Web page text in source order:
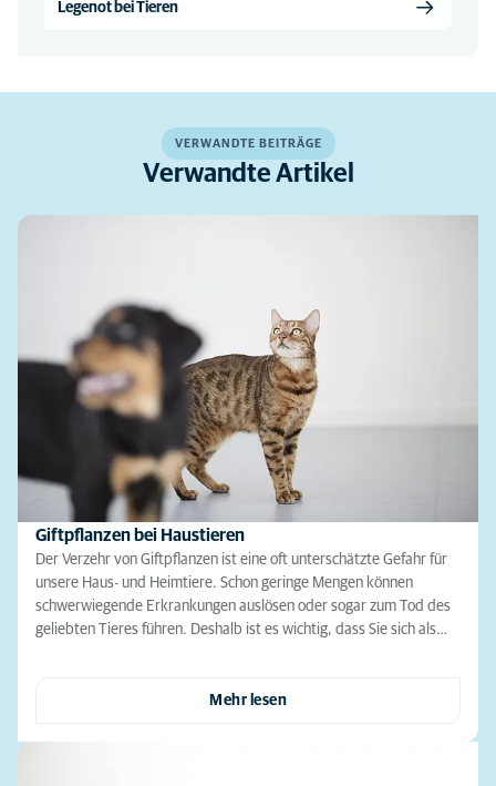
Legenot bei Tieren
VERWANDTE BEITRÄGE
Verwandte Artikel
Giftpflanzen bei Haustieren
Der Verzehr von Giftpflanzen ist eine oft unterschätzte Gefahr für
unsere Haus- und Heimtiere. Schon geringe Mengen können
schwerwiegende Erkrankungen auslösen oder sogar zum Tod des
geliebten Tieres führen. Deshalb ist es wichtig, dass Sie sich als…
Mehr lesen